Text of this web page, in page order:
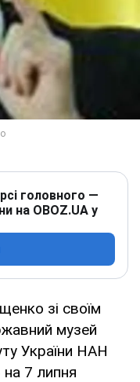
головного —
на OBOZ.UA у
зі своїм
музей
України НАН
7 липня